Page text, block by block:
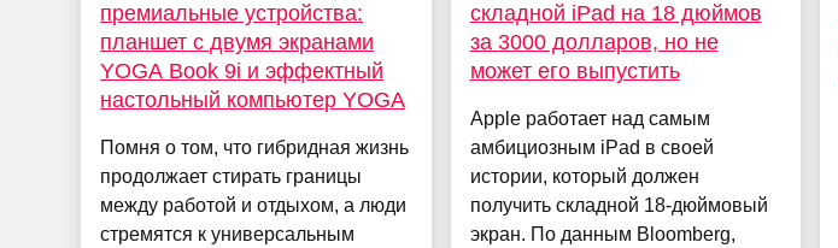
премиальные устройства:
планшет с двумя экранами
YOGA Book 9i и эффектный
настольный компьютер YOGA
Помня о том, что гибридная жизнь
продолжает стирать границы
между работой и отдыхом, а люди
стремятся к универсальным
складной iPad на 18 дюймов
за 3000 долларов, но не
может его выпустить
Apple работает над самым
амбициозным iPad в своей
истории, который должен
получить складной 18-дюймовый
экран. По данным Bloomberg,